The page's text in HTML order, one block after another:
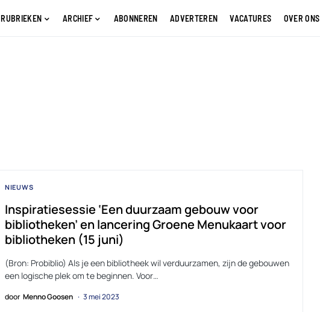
RUBRIEKEN ARCHIEF ABONNEREN ADVERTEREN VACATURES OVER ONS
NIEUWS
Inspiratiesessie ‘Een duurzaam gebouw voor
bibliotheken’ en lancering Groene Menukaart voor
bibliotheken (15 juni)
(Bron: Probiblio) Als je een bibliotheek wil verduurzamen, zijn de gebouwen
een logische plek om te beginnen. Voor…
door Menno Goosen 3 mei 2023